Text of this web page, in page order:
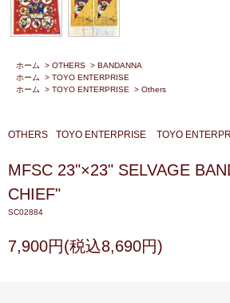
ホーム > OTHERS > BANDANNA
ホーム
> TOYO ENTERPRISE
ホーム
> TOYO ENTERPRISE > Others
OTHERS TOYO ENTERPRISE TOYO
MFSC 23"×23" SELVAGE
CHIEF"
SC02884
7,900円(税込8,690円)